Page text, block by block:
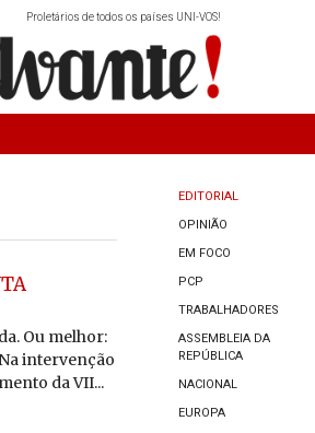
Proletários de todos os países UNI-VOS!
Ou melhor:
intervenção
da VII...
EDITORIAL
OPINIÃO
EM FOCO
PCP
TRABALHADORES
ASSEMBLEIA DA
REPÚBLICA
NACIONAL
EUROPA